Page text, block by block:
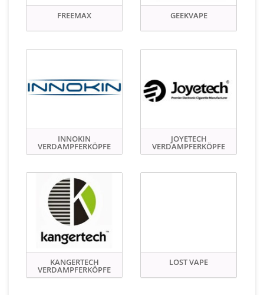
FREEMAX GEEKVAPE
INNOKIN
VERDAMPFERKÖPFE
JOYETECH
VERDAMPFERKÖPFE
KANGERTECH
VERDAMPFERKÖPFE
LOST VAPE